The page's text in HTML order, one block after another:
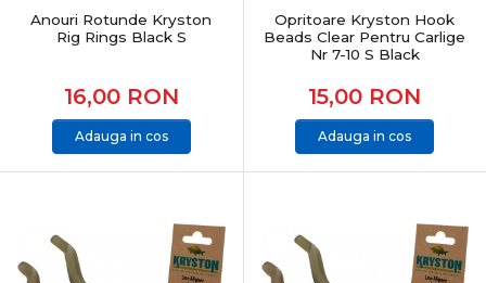
Anouri Rotunde Kryston
Rig Rings Black S
16,00 RON
Adauga in cos
Opritoare Kryston Hook
Beads Clear Pentru Carlige
Nr 7-10 S Black
15,00 RON
Adauga in cos